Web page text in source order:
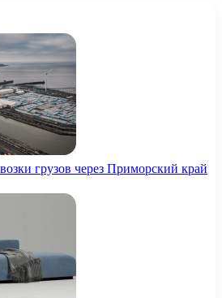
грузов через Приморский край